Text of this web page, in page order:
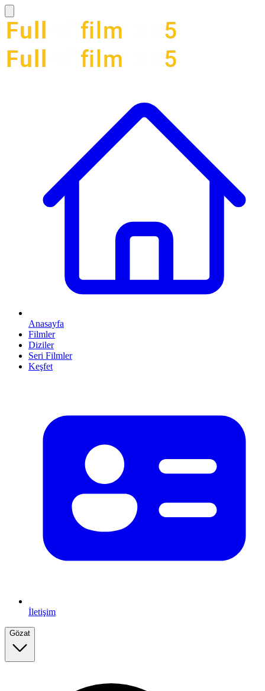
Anasayfa
Filmler
Diziler
Seri Filmler
Keşfet
İletişim
Gözat